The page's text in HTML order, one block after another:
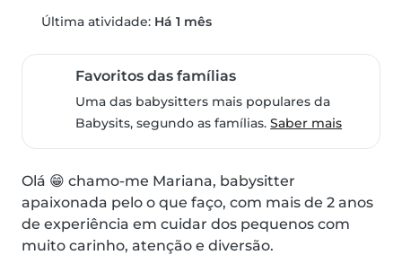
Última atividade: Há 1 mês
Favoritos das famílias
Uma das babysitters mais populares da
Babysits, segundo as famílias.Saber mais
Olá 😁 chamo-me Mariana, babysitter
apaixonada pelo o que faço, com mais de 2 anos
de experiência em cuidar dos pequenos com
muito carinho, atenção e diversão.